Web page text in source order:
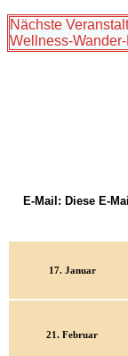
Nächste
Wellness-
E-Mail: Diese E-
17. Januar
21. Februar